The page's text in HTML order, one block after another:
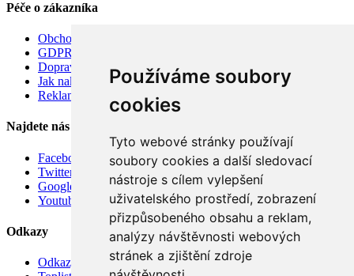
Používáme soubory
cookies
Tyto webové stránky používají
soubory cookies a další sledovací
nástroje s cílem vylepšení
uživatelského prostředí, zobrazení
přizpůsobeného obsahu a reklam,
analýzy návštěvnosti webových
stránek a zjištění zdroje
Péče o zákazníka
Obchodní podmínky
GDPR
Doprava
Jak nakupovat
Reklamace
Najdete nás
Facebook
Twitter
Google
Youtube
Odkazy
Odkazy